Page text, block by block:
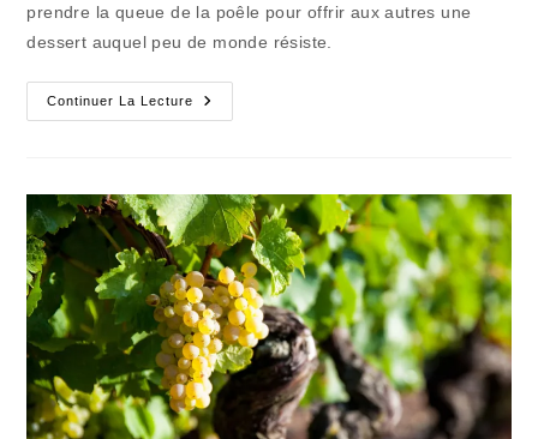
prendre la queue de la poêle pour offrir aux autres une
dessert auquel peu de monde résiste.
Continuer La Lecture
Distribution
De